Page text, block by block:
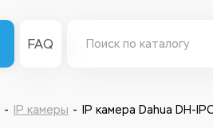
FAQ
IP камеры IP камера Dahua DH-